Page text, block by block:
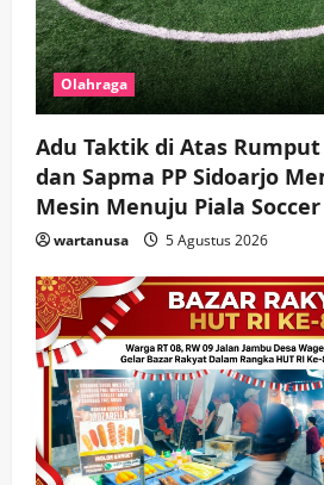
Olahraga
Adu Taktik di Atas
dan Sapma PP Sidoarjo
Mesin Menuju Piala Soccer
wartanusa 5 Agustus 2026